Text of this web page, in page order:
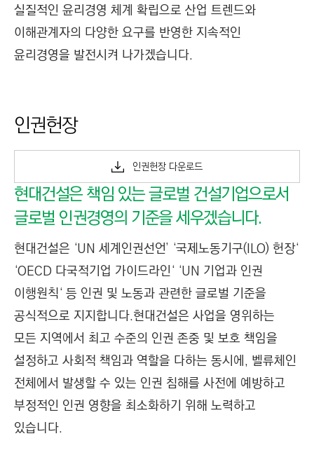
실질적인 윤리경영 체계 확립으로 산업 트렌드와
이해관계자의 다양한 요구를 반영한 지속적인
윤리경영을 발전시켜 나가겠습니다.
인권헌장
인권헌장 다운로드
현대건설은 책임 있는 글로벌 건설기업으로서
글로벌 인권경영의 기준을 세우겠습니다.
현대건설은 ‘UN 세계인권선언’ ‘국제노동기구(ILO) 헌장‘
‘OECD 다국적기업 가이드라인‘ ‘UN 기업과 인권
이행원칙‘ 등 인권 및 노동과 관련한 글로벌 기준을
공식적으로 지지합니다.현대건설은 사업을 영위하는
모든 지역에서 최고 수준의 인권 존중 및 보호 책임을
설정하고 사회적 책임과 역할을 다하는 동시에, 벨류체인
전체에서 발생할 수 있는 인권 침해를 사전에 예방하고
부정적인 인권 영향을 최소화하기 위해 노력하고
있습니다.